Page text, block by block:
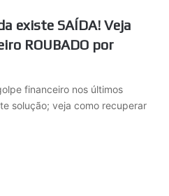
existe SAÍDA! Veja
ROUBADO por
financeiro nos últimos
solução; veja como recuperar